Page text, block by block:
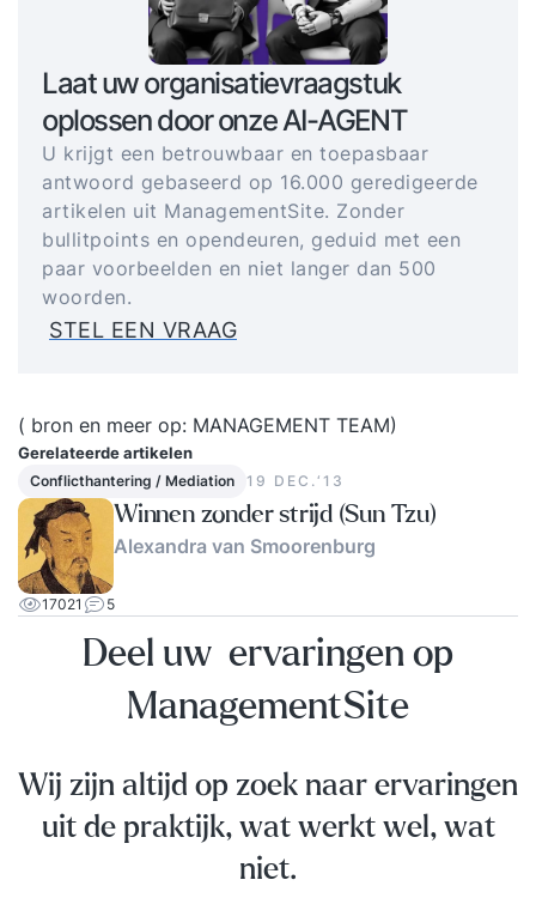
Laat uw organisatievraagstuk
oplossen door onze AI-AGENT
U krijgt een betrouwbaar en toepasbaar
antwoord gebaseerd op 16.000 geredigeerde
artikelen uit ManagementSite. Zonder
bullitpoints en opendeuren, geduid met een
paar voorbeelden en niet langer dan 500
woorden.
STEL EEN VRAAG
( bron en meer op: MANAGEMENT TEAM)
Gerelateerde artikelen
Conflicthantering / Mediation 19 DEC.‘13
Winnen zonder strijd (Sun Tzu)
Alexandra van Smoorenburg
17021 5
Deel uw ervaringen op
ManagementSite
Wij zijn altijd op zoek naar ervaringen
uit de praktijk, wat werkt wel, wat
niet.